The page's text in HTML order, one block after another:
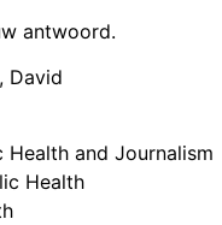
antwoord.
David
Health and Journalism
Health